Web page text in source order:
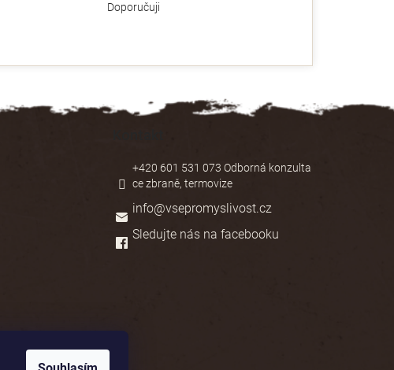
Doporučuji
info@vsepromyslivost.cz
+420 601 531 073 Odborná konzulta
ce zbraně, termovize
Sledujte nás na facebooku